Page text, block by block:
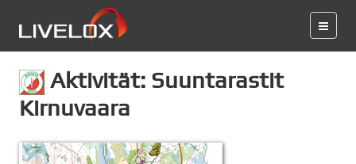
Aktivität: Suuntarastit
Kirnuvaara